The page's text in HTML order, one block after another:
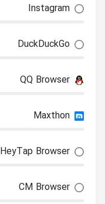
Instagram
DuckDuckGo
QQ Browser
Maxthon
HeyTap Browser
CM Browser